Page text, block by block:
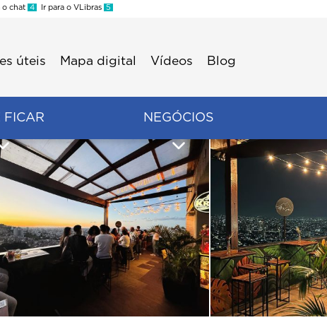
o chat 4 Ir para o VLibras 5
úteis Mapa digital Vídeos Blog
FICAR NEGÓCIOS